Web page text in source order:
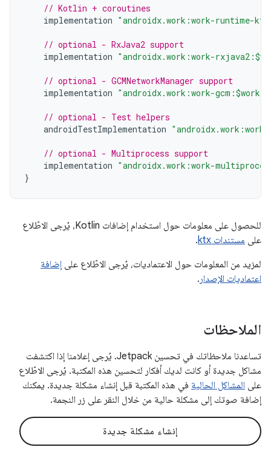
// Kotlin + coroutines
implementation "androidx.work:work-runtime-
// optional - RxJava2 support
implementation "androidx.work:work-
// optional - GCMNetworkManager support
implementation "androidx.work:work-
// optional - Test helpers
androidTestImplementation
// optional - Multiprocess support
implementation "androidx.work:work-
}
للحصول على معلومات حول استخدام إضافات Kotlin، يُرجى الاطّلاع
على مستندات ktx
.
لمزيد من المعلومات حول الاعتماديات، يُرجى الاطّلاع على إضافة
اعتماديات الإصدار .
الملاحظات
تساعدنا ملاحظاتك في تحسين Jetpack. يُرجى إعلامنا إذا اكتشفت
مشاكل جديدة أو كانت لديك أفكار لتحسين هذه المكتبة. يُرجى الاطّلاع
على المشاكل الحالية في هذه المكتبة قبل إنشاء مشكلة جديدة. يمكنك
إضافة صوتك إلى مشكلة حالية من خلال النقر على زر النجمة.
إنشاء مشكلة جديدة